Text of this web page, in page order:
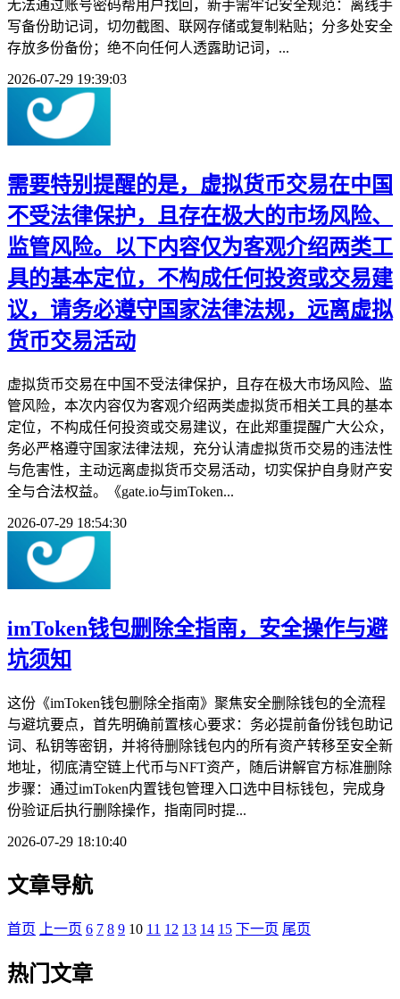
无法通过账号密码帮用户找回，新手需牢记安全规范：离线手
写备份助记词，切勿截图、联网存储或复制粘贴；分多处安全
存放多份备份；绝不向任何人透露助记词，...
2026-07-29 19:39:03
需要特别提醒的是，虚拟货币交易在中国
不受法律保护，且存在极大的市场风险、
监管风险。以下内容仅为客观介绍两类工
具的基本定位，不构成任何投资或交易建
议，请务必遵守国家法律法规，远离虚拟
货币交易活动
虚拟货币交易在中国不受法律保护，且存在极大市场风险、监
管风险，本次内容仅为客观介绍两类虚拟货币相关工具的基本
定位，不构成任何投资或交易建议，在此郑重提醒广大公众，
务必严格遵守国家法律法规，充分认清虚拟货币交易的违法性
与危害性，主动远离虚拟货币交易活动，切实保护自身财产安
全与合法权益。《gate.io与imToken...
2026-07-29 18:54:30
imToken钱包删除全指南，安全操作与避
坑须知
这份《imToken钱包删除全指南》聚焦安全删除钱包的全流程
与避坑要点，首先明确前置核心要求：务必提前备份钱包助记
词、私钥等密钥，并将待删除钱包内的所有资产转移至安全新
地址，彻底清空链上代币与NFT资产，随后讲解官方标准删除
步骤：通过imToken内置钱包管理入口选中目标钱包，完成身
份验证后执行删除操作，指南同时提...
2026-07-29 18:10:40
文章导航
首页 上一页 6 7 8 9 10 11 12 13 14 15 下一页 尾页
热门文章